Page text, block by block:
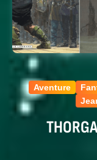
Aventure